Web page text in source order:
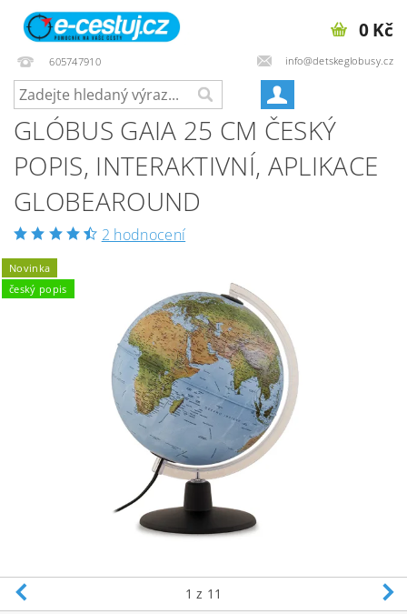
605747910 info@detskeglobusy.cz
0 Kč
GLÓBUS GAIA 25 CM ČESKÝ
POPIS, INTERAKTIVNÍ, APLIKACE
GLOBEAROUND
2 hodnocení
Novinka
český popis
1 z 11